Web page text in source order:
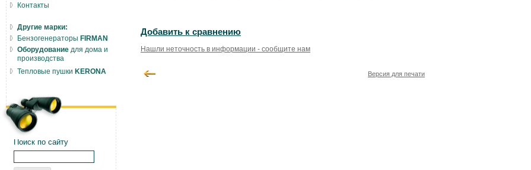
Добавить к сравнению
Нашли неточность в информации - сообщите нам
Версия для печати
Контакты
Другие марки:
Бензогенераторы FIRMAN
Оборудование для дома и
производства
Тепловые пушки KERONA
Поиск по сайту